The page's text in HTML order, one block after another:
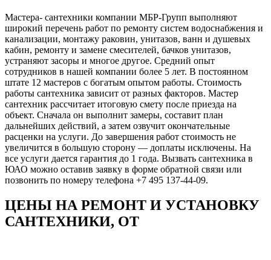
Мастера- сантехники компании МБР-Групп выполняют
широкий перечень работ по ремонту систем водоснабжения и
канализации, монтажу раковин, унитазов, ванн и душевых
кабин, ремонту и замене смесителей, бачков унитазов,
устраняют засоры и многое другое. Средний опыт
сотрудников в нашей компании более 5 лет. В постоянном
штате 12 мастеров с богатым опытом работы. Стоимость
работы сантехника зависит от разных факторов. Мастер
сантехник рассчитает итоговую смету после приезда на
объект. Сначала он выполнит замеры, составит план
дальнейших действий, а затем озвучит окончательные
расценки на услуги. До завершения работ стоимость не
увеличится в большую сторону ― доплаты исключены. На
все услуги дается гарантия до 1 года. Вызвать сантехника в
ЮАО можно оставив заявку в форме обратной связи или
позвонить по номеру телефона +7 495 137-44-09.
ЦЕНЫ НА РЕМОНТ И УСТАНОВКУ
САНТЕХНИКИ, ОТ